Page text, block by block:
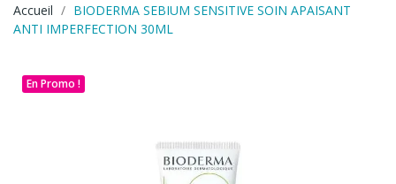
Accueil
BIODERMA SEBIUM SENSITIVE SOIN APAISANT
ANTI IMPERFECTION 30ML
En Promo !